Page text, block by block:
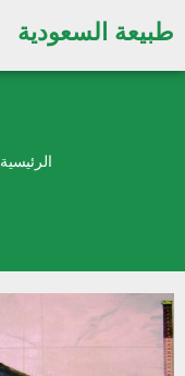
طبيعة السعودية
الرئيسية